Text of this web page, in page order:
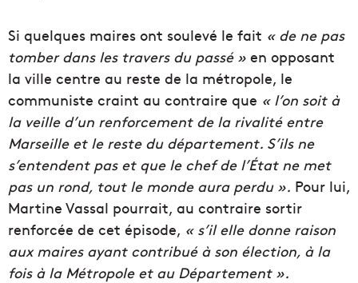
Si quelques maires ont soulevé le fait « de ne pas
tomber dans les travers du passé » en opposant
la ville centre au reste de la métropole, le
communiste craint au contraire que « l’on soit à
la veille d’un renforcement de la rivalité entre
Marseille et le reste du département. S’ils ne
s’entendent pas et que le chef de l’État ne met
pas un rond, tout le monde aura perdu ». Pour lui,
Martine Vassal pourrait, au contraire sortir
renforcée de cet épisode, « s’il elle donne raison
aux maires ayant contribué à son élection, à la
fois à la Métropole et au Département ».